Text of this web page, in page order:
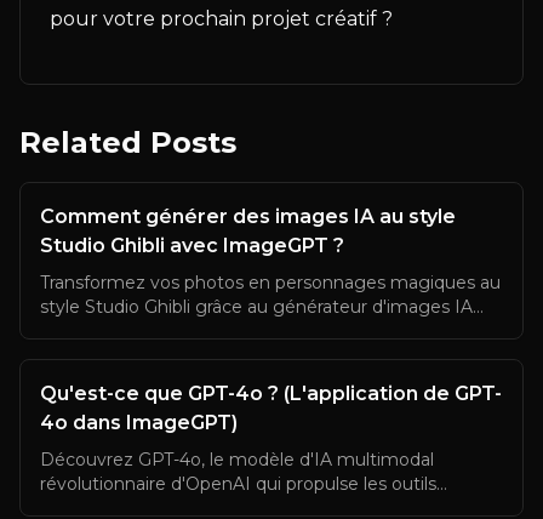
pour votre prochain projet créatif ?
Related Posts
Comment générer des images IA au style
Studio Ghibli avec ImageGPT ?
Transformez vos photos en personnages magiques au
style Studio Ghibli grâce au générateur d'images IA
comment créer en quelques minutes des œuvres
inspirées de Ghibli à partir de n'importe quelle photo
portrait.
Qu'est-ce que GPT-4o ? (L'application de GPT-
4o dans ImageGPT)
Découvrez GPT-4o, le modèle d'IA multimodal
révolutionnaire d'OpenAI qui propulse les outils